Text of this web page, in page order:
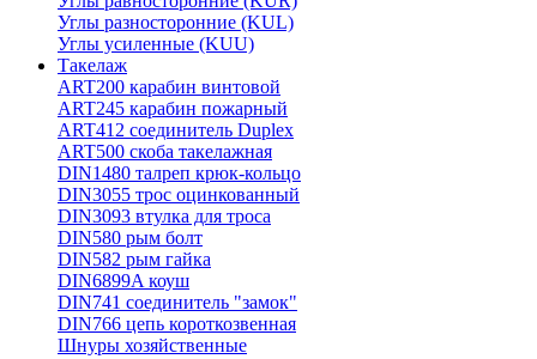
Углы разносторонние (KUL)
Углы усиленные (KUU)
Такелаж
ART200 карабин винтовой
ART245 карабин пожарный
ART412 соединитель Duplex
ART500 скоба такелажная
DIN1480 талреп крюк-кольцо
DIN3055 трос оцинкованный
DIN3093 втулка для троса
DIN580 рым болт
DIN582 рым гайка
DIN6899A коуш
DIN741 соединитель "замок"
DIN766 цепь короткозвенная
Шнуры хозяйственные